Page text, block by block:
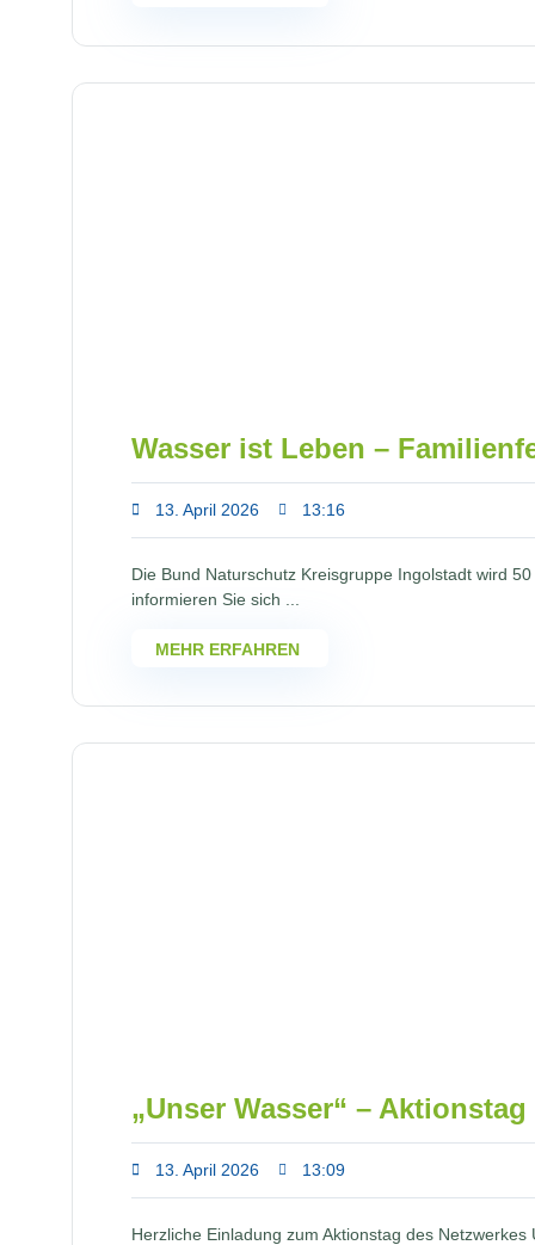
Wasser ist Leben –
13. April 2026 13:16
Die Bund Naturschutz Kreisgruppe Ingolstadt wird
informieren Sie sich ...
MEHR ERFAHREN
„Unser Wasser“ –
13. April 2026 13:09
Herzliche Einladung zum Aktionstag des